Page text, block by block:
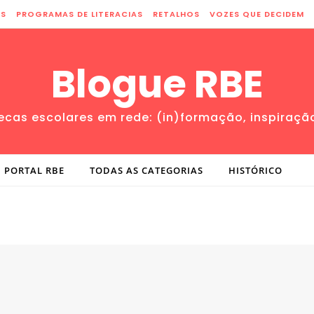
PROGRAMAS DE LITERACIAS RETALHOS VOZES QUE DECIDEM
Blogue RBE
escolares em rede: (in)formação,
PORTAL RBE TODAS AS CATEGORIAS HISTÓRICO